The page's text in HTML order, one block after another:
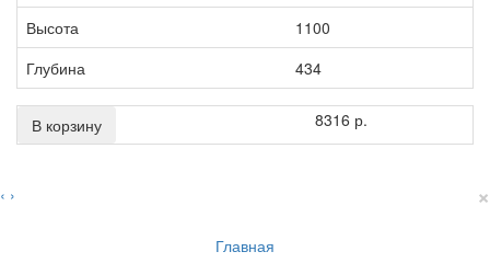
Высота
1100
Глубина
434
В корзину 8316 р.
‹ › ×
Главная